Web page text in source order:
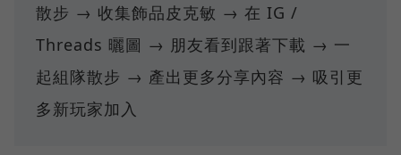
散步 → 收集飾品皮克敏 → 在 IG /
Threads 曬圖 → 朋友看到跟著下載 → 一
起組隊散步 → 產出更多分享內容 → 吸引更
多新玩家加入